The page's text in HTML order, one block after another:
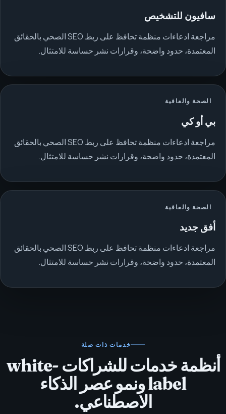
سافيون للتشخيص
مراجعة ادعاءات منظمة تحافظ على ربط SEO الصحي بالحقائق
المعتمدة، حدود واضحة، وقرارات نشر حساسة للامتثال.
الصحة والعافية
بي أو كي
مراجعة ادعاءات منظمة تحافظ على ربط SEO الصحي بالحقائق
المعتمدة، حدود واضحة، وقرارات نشر حساسة للامتثال.
الصحة والعافية
أفق جديد
مراجعة ادعاءات منظمة تحافظ على ربط SEO الصحي بالحقائق
المعتمدة، حدود واضحة، وقرارات نشر حساسة للامتثال.
خدمات ذات صلة
أنظمة خدمات للشراكات white-
label ونمو عصر الذكاء
الاصطناعي.